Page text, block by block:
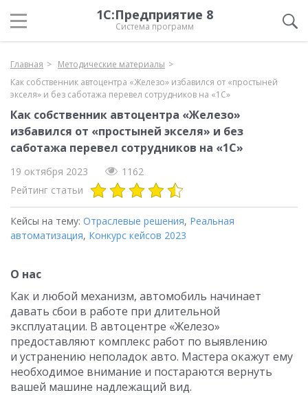
1С:Предприятие 8
Система программ
Главная
Методические материалы
Как собственник автоцентра «Железо» избавился от «простыней
экселя» и без саботажа перевел сотрудников на «1С»
Как собственник автоцентра «Железо»
избавился от «простыней экселя» и без
саботажа перевел сотрудников на «1С»
19 октября 2023
1162
Рейтинг статьи
Кейсы на тему: Отраслевые решения, Реальная
автоматизация, Конкурс кейсов 2023
О нас
Как и любой механизм, автомобиль начинает
давать сбои в работе при длительной
эксплуатации. В автоцентре «Железо»
предоставляют комплекс работ по выявлению
и устранению неполадок авто. Мастера окажут ему
необходимое внимание и постараются вернуть
вашей машине надлежащий вид.